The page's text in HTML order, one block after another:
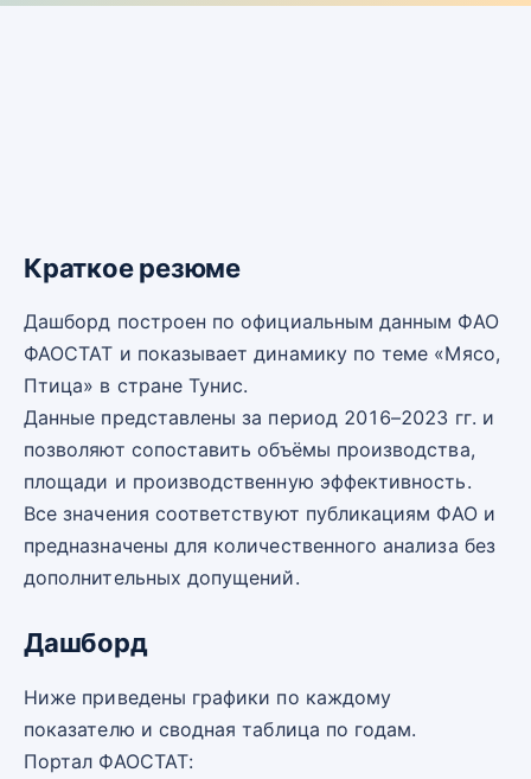
Краткое резюме
Дашборд построен по официальным данным ФАО
ФАОСТАТ и показывает динамику по теме «Мясо,
Птица» в стране Тунис.
Данные представлены за период 2016–2023 гг. и
позволяют сопоставить объёмы производства,
площади и производственную эффективность.
Все значения соответствуют публикациям ФАО и
предназначены для количественного анализа без
дополнительных допущений.
Дашборд
Ниже приведены графики по каждому
показателю и сводная таблица по годам.
Портал ФАОСТАТ: